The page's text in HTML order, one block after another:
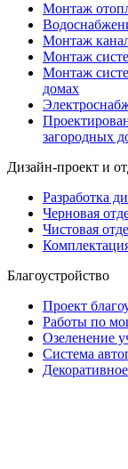
Монтаж
Монтаж
Монтаж
Монтаж
домах
загородных
Дизайн-проект и
Разработка
Черновая
Чистовая
Благоустройство
Проект
Работы по
Озеленение
Система